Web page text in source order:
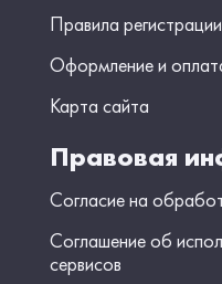
Правила регистрации
Оформление и
Карта сайта
Правовая
Согласие на
Соглашение об
сервисов